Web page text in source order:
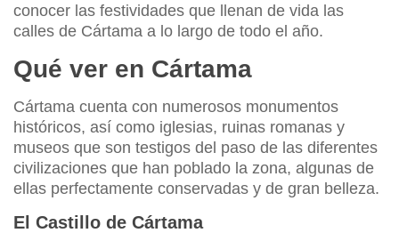
conocer las festividades que llenan de vida las
calles de Cártama a lo largo de todo el año.
Qué ver en Cártama
Cártama cuenta con numerosos monumentos
históricos, así como iglesias, ruinas romanas y
museos que son testigos del paso de las diferentes
civilizaciones que han poblado la zona, algunas de
ellas perfectamente conservadas y de gran belleza.
El Castillo de Cártama